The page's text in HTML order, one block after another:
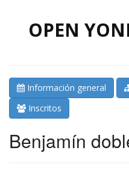
OPEN
Información general
Inscritos
Benjamín